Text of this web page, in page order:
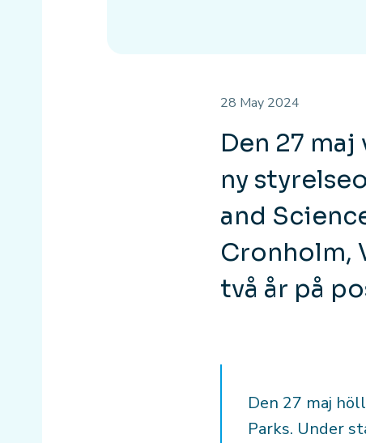
28 May 2024
Den 27
ny
and
Cronholm,
två år på
Den 27 maj
Parks. Under